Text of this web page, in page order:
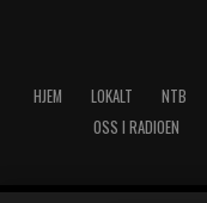
HJEM LOKALT NTB
OSS I RADIOEN